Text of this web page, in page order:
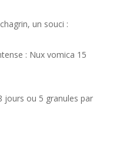
un souci :
: Nux vomica 15
jours ou 5 granules par